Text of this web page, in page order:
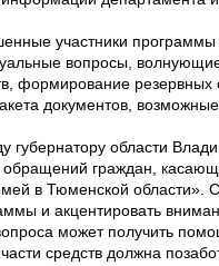
участники
вопросы,
формирование
документов,
губернатору области
обращений граждан,
в Тюменской области».
и акцентировать
может получить
средств должна